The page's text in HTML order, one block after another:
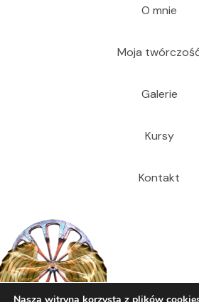
O mnie
Moja
Galerie
Kursy
Kontakt